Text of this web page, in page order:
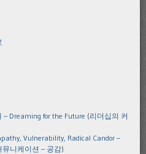
Dreaming for the Future (리더십의 커
Vulnerability, Radical Candor –
뮤니케이션 – 공감)